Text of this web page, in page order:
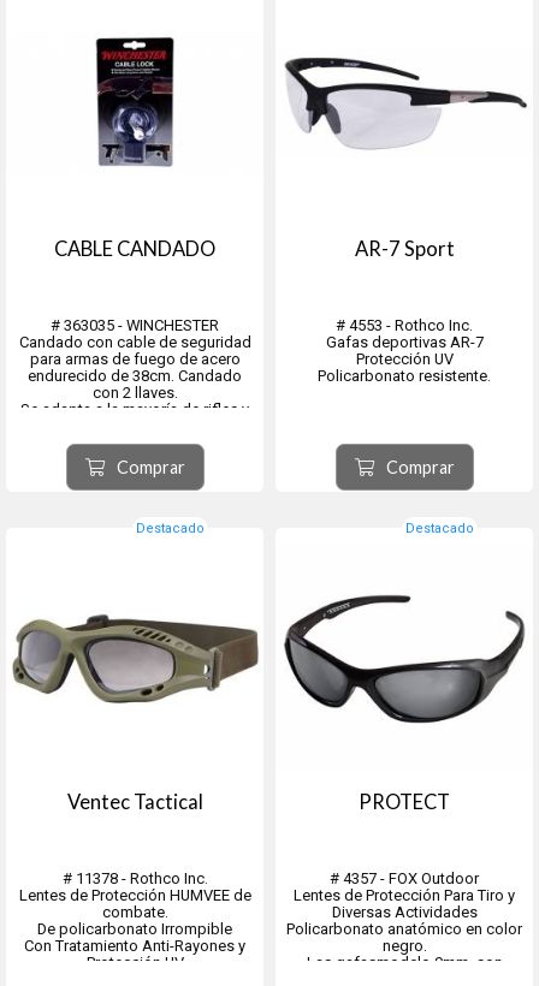
CABLE CANDADO
# 363035 - WINCHESTER
Candado con cable de seguridad
para armas de fuego de acero
endurecido de 38cm. Candado
con 2 llaves.
Se adapta a la mayoría de rifles y
Comprar
AR-7 Sport
# 4553 - Rothco Inc.
Gafas deportivas AR-7
Protección UV
Policarbonato resistente.
Comprar
Destacado
Ventec Tactical
# 11378 - Rothco Inc.
Lentes de Protección HUMVEE de
combate.
De policarbonato Irrompible
Con Tratamiento Anti-Rayones y
Protección UV
Destacado
PROTECT
# 4357 - FOX Outdoor
Lentes de Protección Para Tiro y
Diversas Actividades
Policarbonato anatómico en color
negro.
Las gafasmodelo 9mm. son